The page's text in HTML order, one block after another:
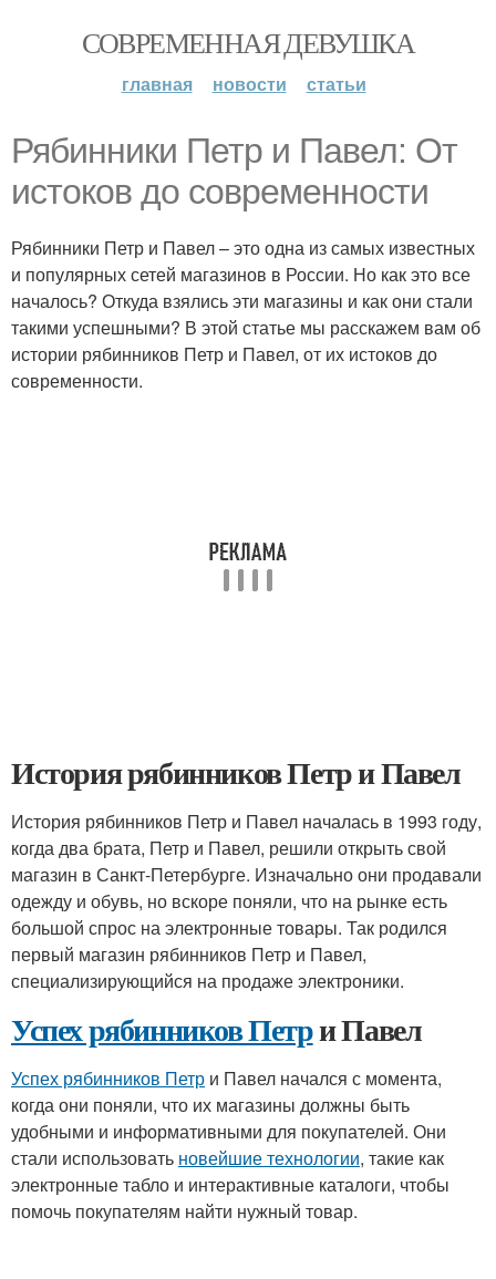
СОВРЕМЕННАЯ ДЕВУШКА
главная новости статьи
Рябинники Петр и Павел: От
истоков до современности
Рябинники Петр и Павел – это одна из самых известных
и популярных сетей магазинов в России. Но как это все
началось? Откуда взялись эти магазины и как они стали
такими успешными? В этой статье мы расскажем вам об
истории рябинников Петр и Павел, от их истоков до
современности.
История рябинников Петр и Павел
История рябинников Петр и Павел началась в 1993 году,
когда два брата, Петр и Павел, решили открыть свой
магазин в Санкт-Петербурге. Изначально они продавали
одежду и обувь, но вскоре поняли, что на рынке есть
большой спрос на электронные товары. Так родился
первый магазин рябинников Петр и Павел,
специализирующийся на продаже электроники.
Успех рябинников Петри Павел
Успех рябинников Петр и Павел начался с момента,
когда они поняли, что их магазины должны быть
удобными и информативными для покупателей. Они
стали использовать новейшие технологии, такие как
электронные табло и интерактивные каталоги, чтобы
помочь покупателям найти нужный товар.